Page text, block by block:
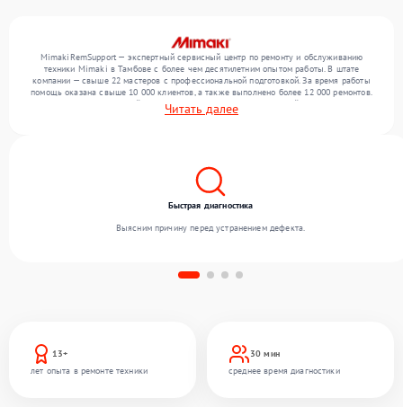
MimakiRemSupport — экспертный сервисный центр по ремонту и обслуживанию
техники Mimaki в Тамбове с более чем десятилетним опытом работы. В штате
компании — свыше 22 мастеров с профессиональной подготовкой. За время работы
помощь оказана свыше 10 000 клиентов, а также выполнено более 12 000 ремонтов.
Ежемесячно в сервисный центр поступает более 300 обращений, включая , , . Мы
выполняем ремонт различного уровня сложности и гарантируем высокое качество
Читать далее
13+
лет опыта в ремонте техники
30 мин
среднее время диагностики
Быстрая диагностика
Выясним причину перед устранением дефекта.